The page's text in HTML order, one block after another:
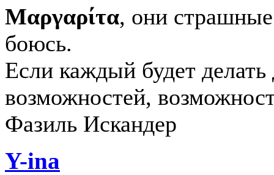
Μαργαρίτα, они
боюсь.
Если каждый будет
возможностей,
Фазиль Искандер
Y-ina